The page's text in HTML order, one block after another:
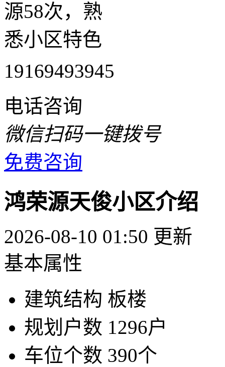
源58次，熟
悉小区特色
19169493945
电话咨询
微信扫码一键拨号
免费咨询
鸿荣源天俊小区介绍
2026-08-10 01:50 更新
基本属性
建筑结构 板楼
规划户数 1296户
车位个数 390个